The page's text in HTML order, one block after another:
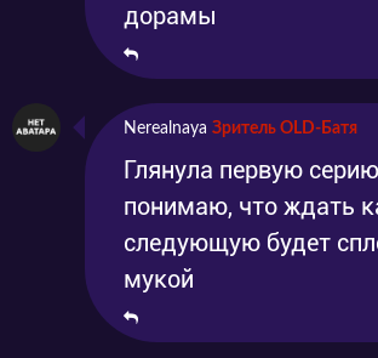
дорамы
Nerealnaya Зритель OLD-Батя
Глянула первую
понимаю, что ждать
следующую будет
мукой